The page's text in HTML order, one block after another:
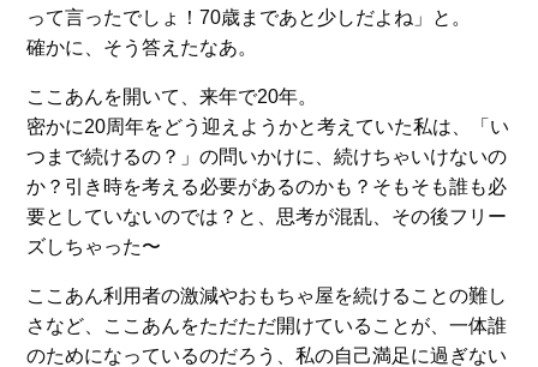
って言ったでしょ！70歳まであと少しだよね」と。
確かに、そう答えたなあ。
ここあんを開いて、来年で20年。
密かに20周年をどう迎えようかと考えていた私は、「い
つまで続けるの？」の問いかけに、続けちゃいけないの
か？引き時を考える必要があるのかも？そもそも誰も必
要としていないのでは？と、思考が混乱、その後フリー
ズしちゃった〜
ここあん利用者の激減やおもちゃ屋を続けることの難し
さなど、ここあんをただただ開けていることが、一体誰
のためになっているのだろう、私の自己満足に過ぎない